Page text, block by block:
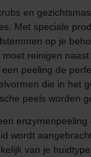
en
Met speciale
op je
reinigen
peeling de
die in het
peels worden
enzymenpeeling
wordt
van je